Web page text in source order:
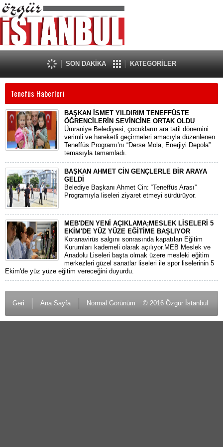
SON DAKİKA KATEGORİLER
Tenefüs Haberleri
BAŞKAN İSMET YILDIRIM TENEFFÜSTE
ÖĞRENCİLERİN SEVİNCİNE ORTAK OLDU
Ümraniye Belediyesi, çocukların ara tatil dönemini
verimli ve hareketli geçirmeleri amacıyla düzenlenen
Teneffüs Programı’nı “Derse Mola, Enerjiyi Depola”
temasıyla tamamladı.
BAŞKAN AHMET CİN GENÇLERLE BİR ARAYA
GELDİ
Belediye Başkanı Ahmet Cin: “Teneffüs Arası”
Programıyla liseleri ziyaret etmeyi sürdürüyor.
MEB'DEN YENİ AÇIKLAMA;MESLEK LİSELERİ 5
EKİM'DE YÜZ YÜZE EĞİTİME BAŞLIYOR
Koranavirüs salgını sonrasında kapatılan Eğitim
Kurumları kademeli olarak açılıyor.MEB Meslek ve
Anadolu Liseleri başta olmak üzere mesleki eğitim
merkezleri güzel sanatlar liseleri ile spor liselerinin 5
Ekim'de yüz yüze eğitim vereceğini duyurdu.
Geri Ana Sayfa Normal Görünüm © 2016 Özgür İstanbul